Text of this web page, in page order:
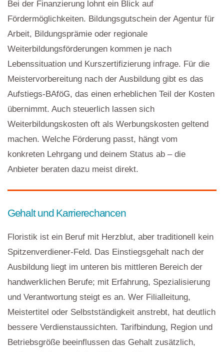
Bei der Finanzierung lohnt ein Blick auf
Fördermöglichkeiten. Bildungsgutschein der Agentur für
Arbeit, Bildungsprämie oder regionale
Weiterbildungsförderungen kommen je nach
Lebenssituation und Kurszertifizierung infrage. Für die
Meistervorbereitung nach der Ausbildung gibt es das
Aufstiegs-BAföG, das einen erheblichen Teil der Kosten
übernimmt. Auch steuerlich lassen sich
Weiterbildungskosten oft als Werbungskosten geltend
machen. Welche Förderung passt, hängt vom
konkreten Lehrgang und deinem Status ab – die
Anbieter beraten dazu meist direkt.
Gehalt und Karrierechancen
Floristik ist ein Beruf mit Herzblut, aber traditionell kein
Spitzenverdiener-Feld. Das Einstiegsgehalt nach der
Ausbildung liegt im unteren bis mittleren Bereich der
handwerklichen Berufe; mit Erfahrung, Spezialisierung
und Verantwortung steigt es an. Wer Filialleitung,
Meistertitel oder Selbstständigkeit anstrebt, hat deutlich
bessere Verdienstaussichten. Tarifbindung, Region und
Betriebsgröße beeinflussen das Gehalt zusätzlich,